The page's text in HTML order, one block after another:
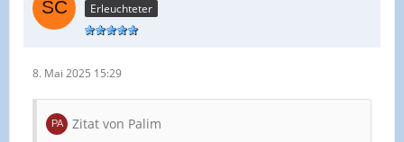
Erleuchteter
8. Mai 2025 15:29
Zitat von Palim